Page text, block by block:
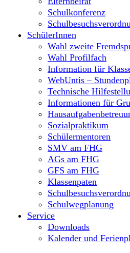
Schulkonferenz
SchülerInnen
Wahl zweite
Wahl Profilfach
Information für
WebUntis –
Technische
Informationen für
Sozialpraktikum
Schülermentoren
SMV am FHG
AGs am FHG
GFS am FHG
Klassenpaten
Schulwegplanung
Service
Downloads
Kalender und